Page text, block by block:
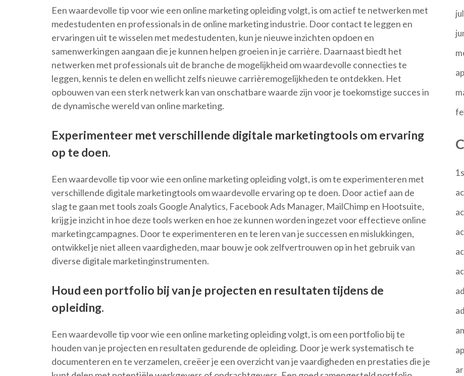
Een waardevolle tip voor wie een online marketing opleiding volgt, is om actief te netwerken met
medestudenten en professionals in de online marketing industrie. Door contact te leggen en
ervaringen uit te wisselen met medestudenten, kun je nieuwe inzichten opdoen en
samenwerkingen aangaan die je kunnen helpen groeien in je carrière. Daarnaast biedt het
netwerken met professionals uit de branche de mogelijkheid om waardevolle connecties te
leggen, kennis te delen en wellicht zelfs nieuwe carrièremogelijkheden te ontdekken. Het
opbouwen van een sterk netwerk kan van onschatbare waarde zijn voor je toekomstige succes in
de dynamische wereld van online marketing.
Experimenteer met verschillende digitale marketingtools om ervaring
op te doen.
Een waardevolle tip voor wie een online marketing opleiding volgt, is om te experimenteren met
verschillende digitale marketingtools om waardevolle ervaring op te doen. Door actief aan de
slag te gaan met tools zoals Google Analytics, Facebook Ads Manager, MailChimp en Hootsuite,
krijg je inzicht in hoe deze tools werken en hoe ze kunnen worden ingezet voor effectieve online
marketingcampagnes. Door te experimenteren en te leren van je successen en mislukkingen,
ontwikkel je niet alleen vaardigheden, maar bouw je ook zelfvertrouwen op in het gebruik van
diverse digitale marketinginstrumenten.
Houd een portfolio bij van je projecten en resultaten tijdens de
opleiding.
Een waardevolle tip voor wie een online marketing opleiding volgt, is om een portfolio bij te
houden van je projecten en resultaten gedurende de opleiding. Door je werk systematisch te
documenteren en te verzamelen, creëer je een overzicht van je vaardigheden en prestaties die je